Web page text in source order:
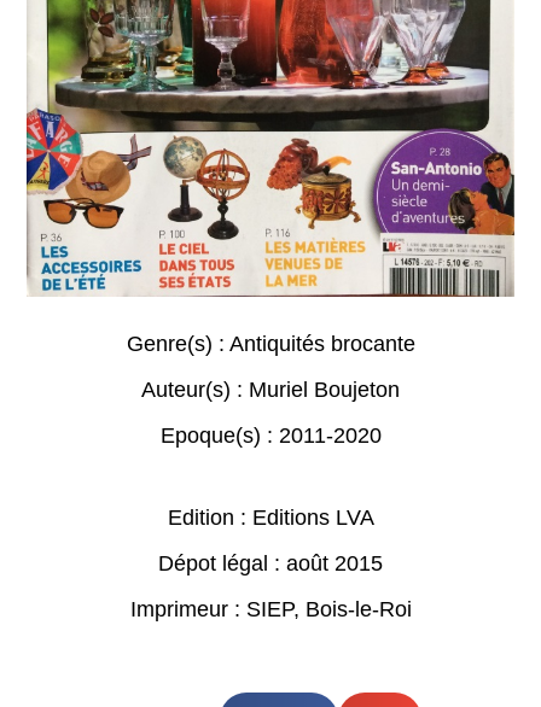
Genre(s) : Antiquités brocante
Auteur(s) : Muriel Boujeton
Epoque(s) : 2011-2020
Edition : Editions LVA
Dépot légal : août 2015
Imprimeur : SIEP, Bois-le-Roi